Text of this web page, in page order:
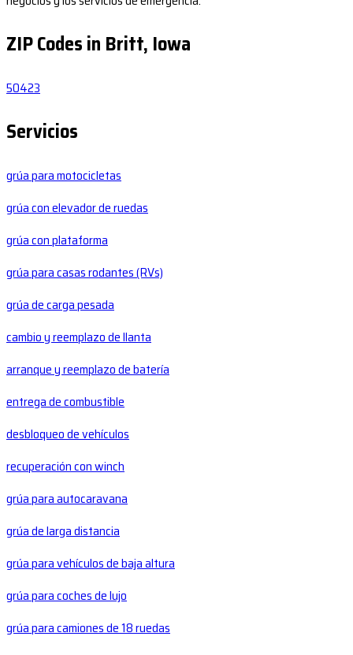
ZIP Codes in Britt, Iowa
50423
Servicios
grúa para motocicletas
grúa con elevador de ruedas
grúa con plataforma
grúa para casas rodantes (RVs)
grúa de carga pesada
cambio y reemplazo de llanta
arranque y reemplazo de batería
entrega de combustible
desbloqueo de vehículos
recuperación con winch
grúa para autocaravana
grúa de larga distancia
grúa para vehículos de baja altura
grúa para coches de lujo
grúa para camiones de 18 ruedas